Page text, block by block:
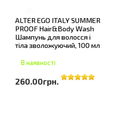
ALTER EGO ITALY SUMMER
PROOF Hair&Body Wash
Шампунь для волосся і
тіла зволожуючий, 100 мл
В наявності
260.00грн.